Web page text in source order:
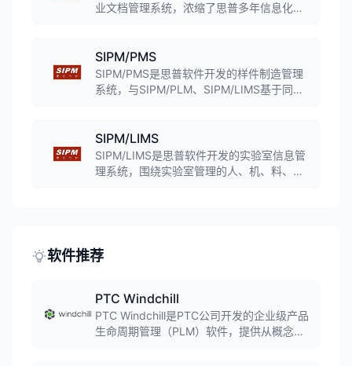
业文档管理系统，浓缩了思普多年信息化管
理、快速查询等功能。
SIPM/PMS
SIPM/PMS是思普软件开发的样件制造管理
系统，与SIPM/PLM、SIPM/LIMS基于同一
全过程。
SIPM/LIMS
SIPM/LIMS是思普软件开发的实验室信息管
理系统，围绕实验室管理的人、机、料、
软件推荐
PTC Windchill
PTC Windchill是PTC公司开发的企业级产品
生命周期管理（PLM）软件，提供从概念设